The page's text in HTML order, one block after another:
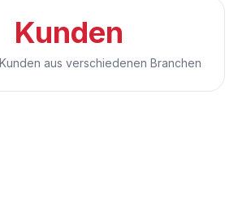
Kunden
aus verschiedenen Branchen